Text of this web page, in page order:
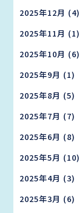
2025年12月 (4)
2025年11月 (1)
2025年10月 (6)
2025年9月 (1)
2025年8月 (5)
2025年7月 (7)
2025年6月 (8)
2025年5月 (10)
2025年4月 (3)
2025年3月 (6)